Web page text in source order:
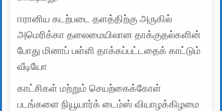
ஈரானிய கடற்படை தளத்திற்கு அருகில்
அமெரிக்கா தலைமையிலான தாக்குதல்களின்
போது மினாப் பள்ளி தாக்கப்பட்டதைக் காட்டும்
வீடியோ
காட்சிகள் மற்றும் செயற்கைக்கோள்
படங்களை நியூயார்க் டைம்ஸ் வியாழக்கிழமை